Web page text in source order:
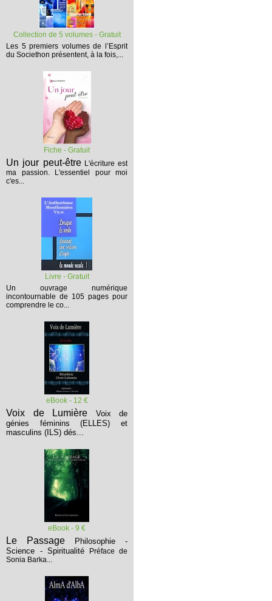
Collection de 5 volumes - Gratuit
Les 5 premiers volumesde l’Esprit
du Societhon présentent, à la fois,...
Fiche - Gratuit
Un jour peut-être L'écriture est
ma passion. L'essentiel pour moi
c'es...
Livre - Gratuit
Un ouvrage numérique
incontournable de 105 pages pour
comprendre le co...
eBook - 12 €
Voix de Lumière
Voix de
génies féminins (ELLES) et
masculins (ILS) dés...
eBook - 9 €
Le Passage
Philosophie -
Science - Spiritualité
Préface de
Sonia Barka...